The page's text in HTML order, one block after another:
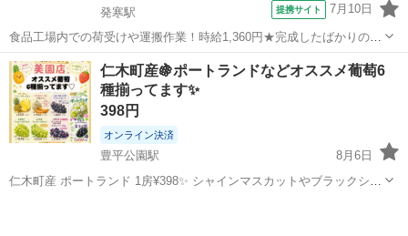
発寒駅
提携サイト 7月10日
食品工場内での荷受けや運搬作業！時給1,360円★完成したばかりの新
しい工場での勤務◎空調完備で1年中快適作業★日払い制度あり！マイ
カー通勤可！工場敷地内無料駐車場あり！休出ほぼなし！《北海道札
幌市手稲区》 人気の工場のお...
北海道 札幌市 発寒駅 その他
仁木町産🍇ポートランドなどオススメ葡萄6
種揃ってます✨
398円
オンライン決済
豊平公園駅
8月6日
仁木町産 ポートランド 1房¥398✨ シャインマスカットやブラックシャ